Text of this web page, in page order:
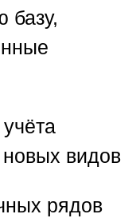
базу,
видов
рядов